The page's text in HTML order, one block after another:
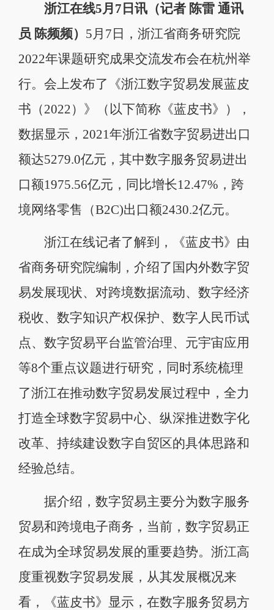
浙江在线5月7日讯（记者 陈雷 通讯
员 陈频频） 5月7日，浙江省商务研究院
2022年课题研究成果交流发布会在杭州举
行。会上发布了《浙江数字贸易发展蓝皮
书（2022）》（以下简称《蓝皮书》），
数据显示，2021年浙江省数字贸易进出口
额达5279.0亿元，其中数字服务贸易进出
口额1975.56亿元，同比增长12.47%，跨
境网络零售（B2C)出口额2430.2亿元。
浙江在线记者了解到，《蓝皮书》由
省商务研究院编制，介绍了国内外数字贸
易发展现状、对跨境数据流动、数字经济
税收、数字知识产权保护、数字人民币试
点、数字贸易平台监管治理、元宇宙应用
等8个重点议题进行研究，同时系统梳理
了浙江在推动数字贸易发展过程中，全力
打造全球数字贸易中心、纵深推进数字化
改革、持续建设数字自贸区的具体思路和
经验总结。
据介绍，数字贸易主要分为数字服务
贸易和跨境电子商务，当前，数字贸易正
在成为全球贸易发展的重要趋势。浙江高
度重视数字贸易发展，从其发展概况来
看，《蓝皮书》显示，在数字服务贸易方